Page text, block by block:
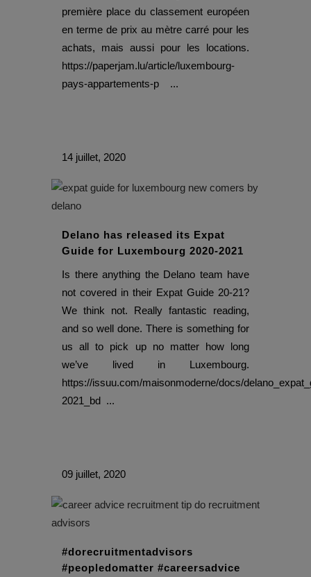
première place du classement européen
en terme de prix au mètre carré pour les
achats, mais aussi pour les locations.
https://paperjam.lu/article/luxembourg-
pays-appartements-p ...
14 juillet, 2020
Delano has released its Expat
Guide for Luxembourg 2020-2021
Is there anything the Delano team have
not covered in their Expat Guide 20-21?
We think not. Really fantastic reading,
and so well done. There is something for
us all to pick up no matter how long
we’ve lived in Luxembourg.
https://issuu.com/maisonmoderne/docs/
2021_bd ...
09 juillet, 2020
#dorecruitmentadvisors
#peopledomatter #careersadvice